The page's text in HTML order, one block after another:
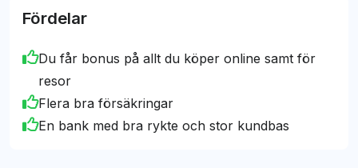
kreditkortsvalet för dig.
Fördelar
Du får bonus på allt du köper online samt för
resor
Flera bra försäkringar
En bank med bra rykte och stor kundbas